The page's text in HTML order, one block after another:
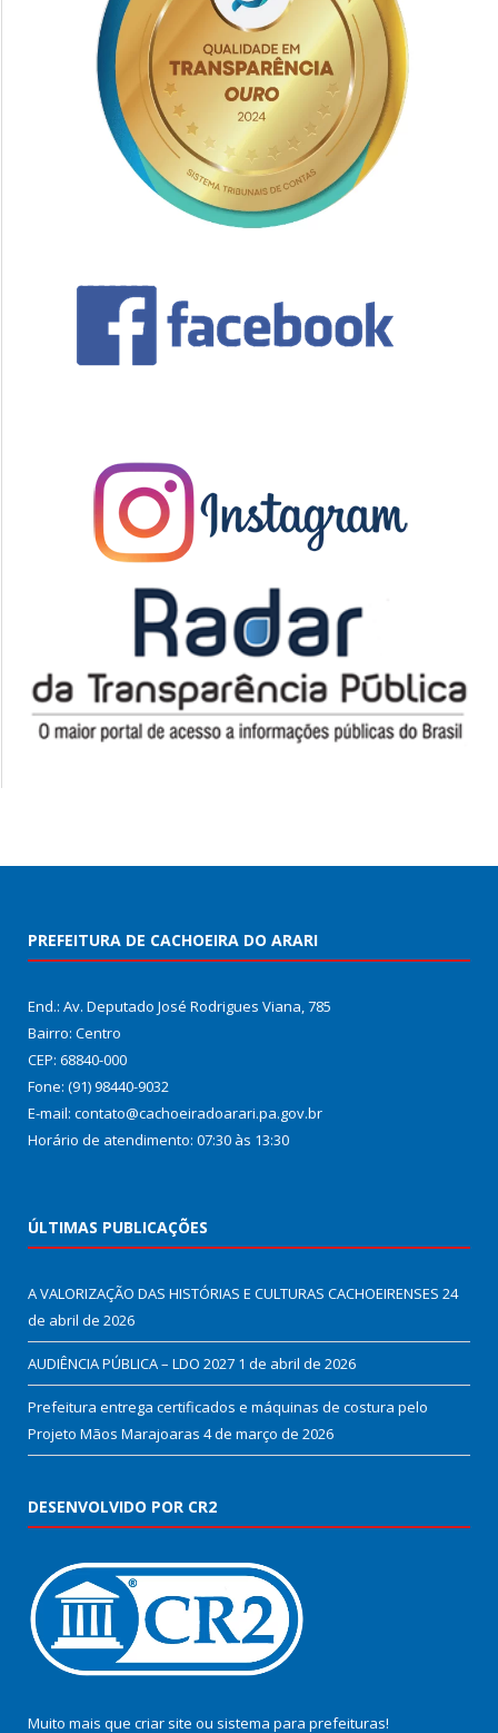
PREFEITURA DE CACHOEIRA DO ARARI
End.: Av. Deputado José Rodrigues Viana, 785
Bairro: Centro
CEP: 68840-000
Fone: (91) 98440-9032
E-mail: contato@cachoeiradoarari.pa.gov.br
Horário de atendimento: 07:30 às 13:30
ÚLTIMAS PUBLICAÇÕES
A VALORIZAÇÃO DAS HISTÓRIAS E CULTURAS CACHOEIRENSES 24
de abril de 2026
AUDIÊNCIA PÚBLICA – LDO 2027 1 de abril de 2026
Prefeitura entrega certificados e máquinas de costura pelo
Projeto Mãos Marajoaras 4 de março de 2026
DESENVOLVIDO POR CR2
Muito mais que criar site ou sistema para prefeituras!